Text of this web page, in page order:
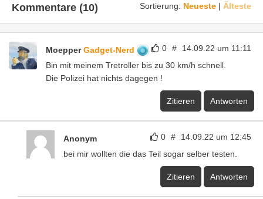
Sortierung: Neueste | Älteste
Kommentare (10)
0 # 14.09.22 um 11:11
MoepperGadget-Nerd
Bin mit meinem Tretroller bis zu 30 km/h schnell.
Die Polizei hat nichts dagegen !
Zitieren Antworten
0 # 14.09.22 um 12:45
Anonym
bei mir wollten die das Teil sogar selber testen.
Zitieren Antworten